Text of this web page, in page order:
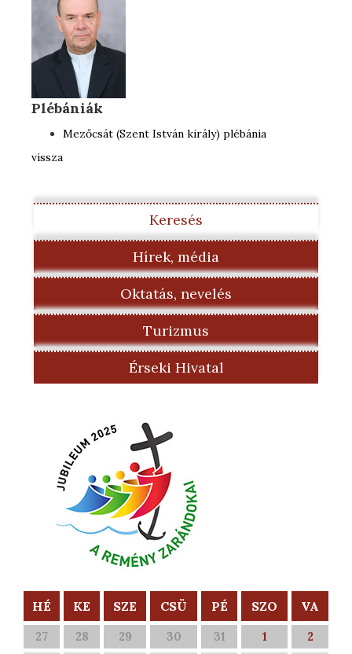
Plébániák
Mezőcsát (Szent István király) plébánia
vissza
Keresés
Hírek, média
Oktatás, nevelés
Turizmus
Érseki Hivatal
HÉ KE SZE CSÜ PÉ SZO VA
27 28 29 30 31 1
2